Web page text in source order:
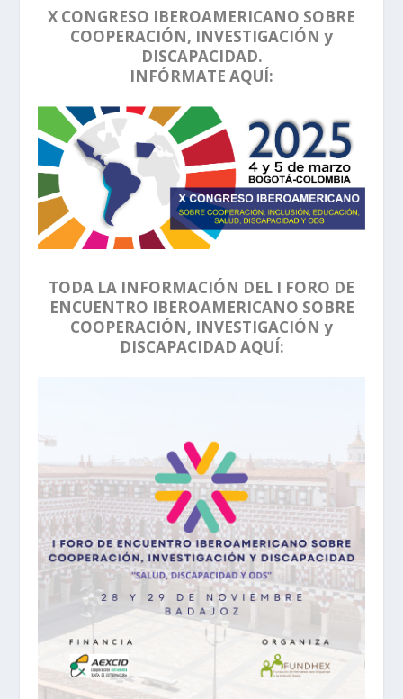
X CONGRESO IBEROAMERICANO SOBRE
COOPERACIÓN, INVESTIGACIÓN y
DISCAPACIDAD.
INFÓRMATE AQUÍ:
TODA LA INFORMACIÓN DEL I FORO DE
ENCUENTRO IBEROAMERICANO SOBRE
COOPERACIÓN, INVESTIGACIÓN y
DISCAPACIDAD AQUÍ: